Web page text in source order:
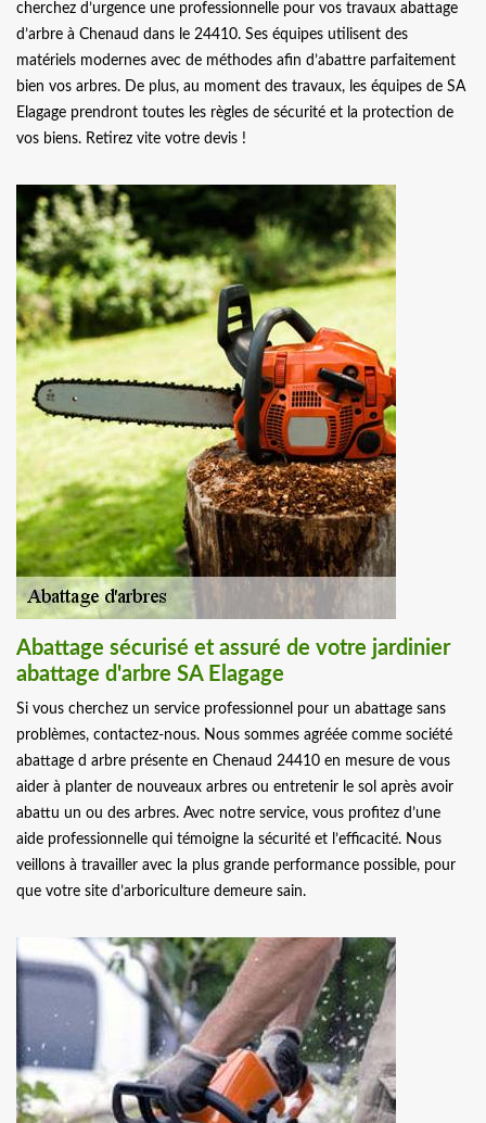
cherchez d’urgence une professionnelle pour vos travaux abattage
d’arbre à Chenaud dans le 24410. Ses équipes utilisent des
matériels modernes avec de méthodes afin d’abattre parfaitement
bien vos arbres. De plus, au moment des travaux, les équipes de SA
Elagage prendront toutes les règles de sécurité et la protection de
vos biens. Retirez vite votre devis !
Abattage sécurisé et assuré de votre jardinier
abattage d'arbre SA Elagage
Si vous cherchez un service professionnel pour un abattage sans
problèmes, contactez-nous. Nous sommes agréée comme société
abattage d arbre présente en Chenaud 24410 en mesure de vous
aider à planter de nouveaux arbres ou entretenir le sol après avoir
abattu un ou des arbres. Avec notre service, vous profitez d’une
aide professionnelle qui témoigne la sécurité et l’efficacité. Nous
veillons à travailler avec la plus grande performance possible, pour
que votre site d’arboriculture demeure sain.